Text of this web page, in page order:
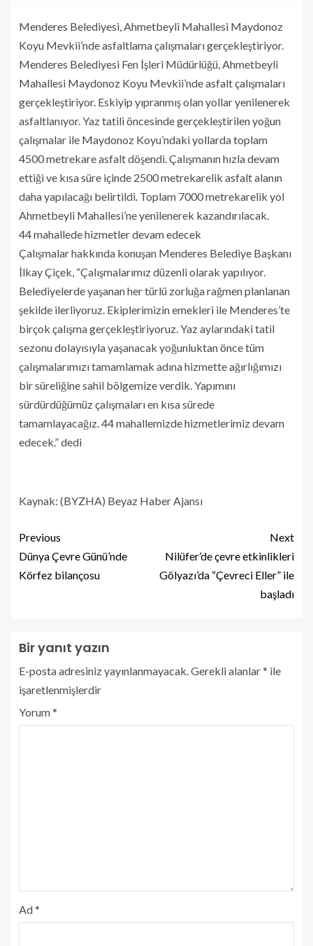
Menderes Belediyesi, Ahmetbeyli Mahallesi Maydonoz
Koyu Mevkii’nde asfaltlama çalışmaları gerçekleştiriyor.
Menderes Belediyesi Fen İşleri Müdürlüğü, Ahmetbeyli
Mahallesi Maydonoz Koyu Mevkii’nde asfalt çalışmaları
gerçekleştiriyor. Eskiyip yıpranmış olan yollar yenilenerek
asfaltlanıyor. Yaz tatili öncesinde gerçekleştirilen yoğun
çalışmalar ile Maydonoz Koyu’ndaki yollarda toplam
4500 metrekare asfalt döşendi. Çalışmanın hızla devam
ettiği ve kısa süre içinde 2500 metrekarelik asfalt alanın
daha yapılacağı belirtildi. Toplam 7000 metrekarelik yol
Ahmetbeyli Mahallesi’ne yenilenerek kazandırılacak.
44 mahallede hizmetler devam edecek
Çalışmalar hakkında konuşan Menderes Belediye Başkanı
İlkay Çiçek, “Çalışmalarımız düzenli olarak yapılıyor.
Belediyelerde yaşanan her türlü zorluğa rağmen planlanan
şekilde ilerliyoruz. Ekiplerimizin emekleri ile Menderes’te
birçok çalışma gerçekleştiriyoruz. Yaz aylarındaki tatil
sezonu dolayısıyla yaşanacak yoğunluktan önce tüm
çalışmalarımızı tamamlamak adına hizmette ağırlığımızı
bir süreliğine sahil bölgemize verdik. Yapımını
sürdürdüğümüz çalışmaları en kısa sürede
tamamlayacağız. 44 mahallemizde hizmetlerimiz devam
edecek.” dedi
Kaynak: (BYZHA) Beyaz Haber Ajansı
Previous
Dünya Çevre Günü’nde
Körfez bilançosu
Next
Nilüfer’de çevre etkinlikleri
Gölyazı’da “Çevreci Eller” ile
başladı
Bir yanıt yazın
E-posta adresiniz yayınlanmayacak. Gerekli alanlar* ile
işaretlenmişlerdir
Yorum*
Ad*